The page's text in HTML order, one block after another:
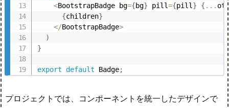
<BootstrapBadge bg={bg} pill={pill} { ...
{children}
</BootstrapBadge>
)
}
export default Badge;
プロジェクトでは、コンポーネントを統一したデザインで